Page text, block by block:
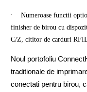
·
Numeroase functii
finisher de birou cu
C/Z, cititor de carduri
Noul portofoliu
traditionale de
conectati pentru birou,